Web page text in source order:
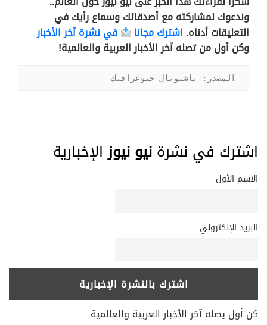
وندعوك لمشاركته مع أصدقائك وسماع رأيك في
التعليقات أدناه. اشترك مجانا
في نشرة آخر الأخبار
وكن أول من تصله آخر الأخبار العربية والعالمية!
المصدر: ناشيونال جيوغرافيك
اشترك في نشرةنيو نيوزالإخبارية
الاسم الأول
البريد الإلكتروني
كن أول يصله آخر الأخبار العربية والعالمية